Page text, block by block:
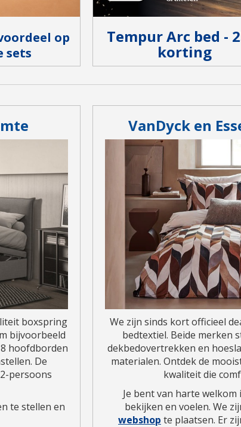
op
sets
Tempur Arc bed -
korting
boxspring
bijvoorbeeld
hoofdborden
De
persoons
te stellen en
VanDyck en
We zijn sinds kort officieel
bedtextiel. Beide merken
dekbedovertrekken en
materialen. Ontdek de
kwaliteit die
Je bent van harte
bekijken en voelen. We
webshop te plaatsen. Er